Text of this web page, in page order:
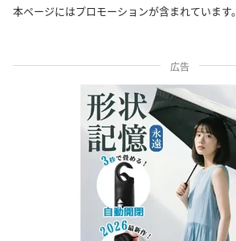
本ページにはプロモーションが含まれています。
広告